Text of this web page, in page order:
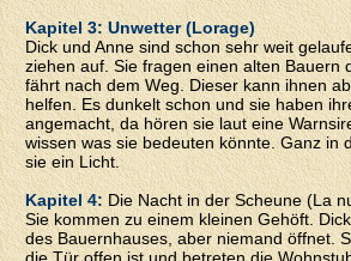
Kapitel 3: Unwetter (Lorage)
Dick und Anne sind schon sehr weit
ziehen auf. Sie fragen einen alten Bauern
fährt nach dem Weg. Dieser kann ihnen
helfen. Es dunkelt schon und sie haben
angemacht, da hören sie laut eine
wissen was sie bedeuten könnte. Ganz in
sie ein Licht.
Kapitel 4:Die Nacht in der Scheune (La
Sie kommen zu einem kleinen Gehöft.
des Bauernhauses, aber niemand öffnet.
die Tür offen ist und betreten die